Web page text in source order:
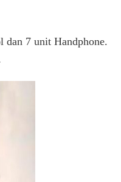
dan 7 unit Handphone.